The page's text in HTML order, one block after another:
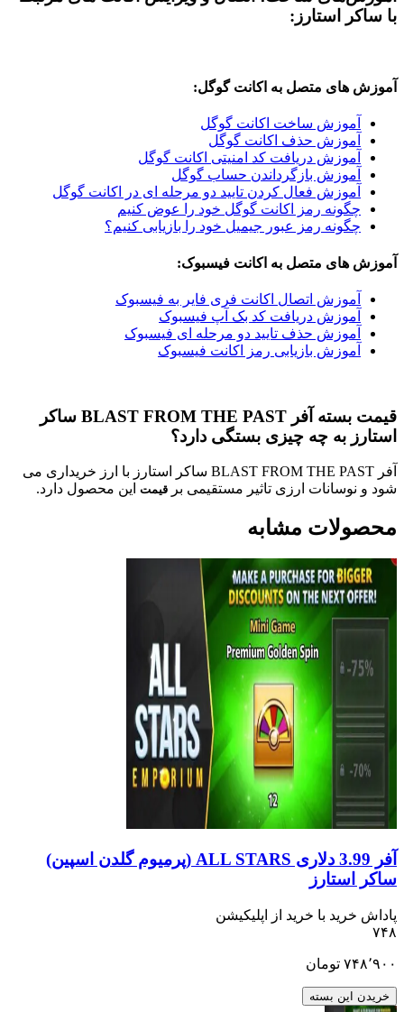
با ساکر استارز:
آموزش های متصل به اکانت گوگل:
آموزش ساخت اکانت گوگل
آموزش حذف اکانت گوگل
آموزش دریافت کد امنیتی اکانت گوگل
آموزش بازگرداندن حساب گوگل
آموزش فعال کردن تایید دو مرحله ای در اکانت گوگل
چگونه رمز اکانت گوگل خود را عوض کنیم
چگونه رمز عبور جیمیل خود را بازیابی کنیم؟
آموزش های متصل به اکانت فیسبوک:
آموزش اتصال اکانت فری فایر به فیسبوک
آموزش دریافت کد بک آپ فیسبوک
آموزش حذف تایید دو مرحله ای فیسبوک
آموزش بازیابی رمز اکانت فیسبوک
قیمت بسته آفر BLAST FROM THE PAST ساکر
استارز به چه چیزی بستگی دارد؟
آفر BLAST FROM THE PAST ساکر استارز با ارز خریداری می
شود و نوسانات ارزی تاثیر مستقیمی بر قیمت این محصول دارد.
محصولات مشابه
آفر 3.99 دلاری ALL STARS (پرمیوم گلدن اسپین)
ساکر استارز
پاداش خرید با خرید از اپلیکیشن
۷۴۸
۷۴۸٬۹۰۰ تومان
خریدن این بسته